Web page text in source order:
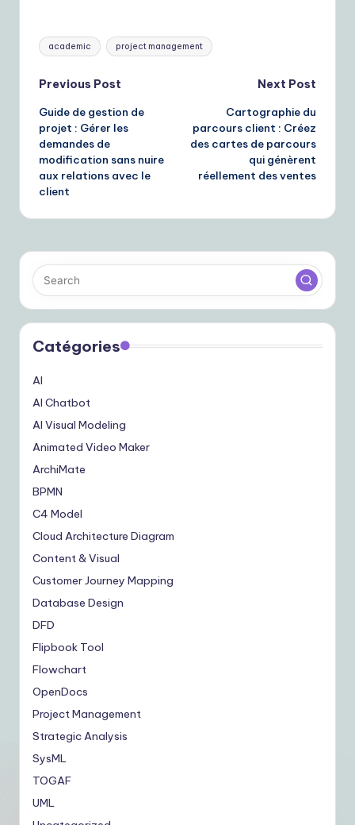
Tags:
academic project management
Post
navigation
Previous Post
Guide de gestion de
projet : Gérer les
demandes de
modification sans nuire
aux relations avec le
client
Next Post
Cartographie du
parcours client : Créez
des cartes de parcours
qui génèrent
réellement des ventes
Catégories
AI
AI Chatbot
AI Visual Modeling
Animated Video Maker
ArchiMate
BPMN
C4 Model
Cloud Architecture Diagram
Content & Visual
Customer Journey Mapping
Database Design
DFD
Flipbook Tool
Flowchart
OpenDocs
Project Management
Strategic Analysis
SysML
TOGAF
UML